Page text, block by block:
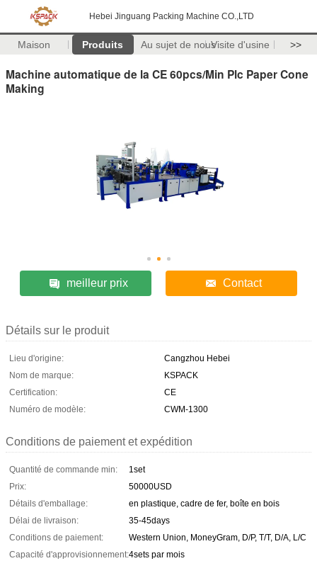
Hebei Jinguang Packing Machine CO.,LTD
Maison Produits Au sujet de nousVisite d'usine >>
Machine automatique de la CE 60pcs/Min Plc Paper Cone
Making
meilleur prix Contact
Détails sur le produit
Lieu d'origine:
Cangzhou Hebei
Nom de marque:
KSPACK
Certification:
CE
Numéro de modèle:
CWM-1300
Conditions de paiement et expédition
Quantité de commande min:
1set
Prix:
50000USD
Détails d'emballage:
en plastique, cadre de fer, boîte en bois
Délai de livraison:
35-45days
Conditions de paiement:
Western Union, MoneyGram, D/P, T/T, D/A, L/C
Capacité d'approvisionnement:4sets par mois